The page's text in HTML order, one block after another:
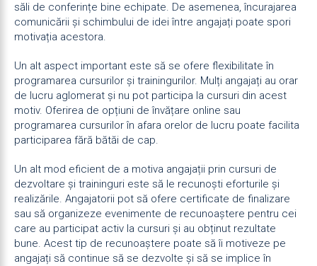
săli de conferințe bine echipate. De asemenea, încurajarea
comunicării și schimbului de idei între angajați poate spori
motivația acestora.
Un alt aspect important este să se ofere flexibilitate în
programarea cursurilor și trainingurilor. Mulți angajați au orar
de lucru aglomerat și nu pot participa la cursuri din acest
motiv. Oferirea de opțiuni de învățare online sau
programarea cursurilor în afara orelor de lucru poate facilita
participarea fără bătăi de cap.
Un alt mod eficient de a motiva angajații prin cursuri de
dezvoltare și traininguri este să le recunoști eforturile și
realizările. Angajatorii pot să ofere certificate de finalizare
sau să organizeze evenimente de recunoaștere pentru cei
care au participat activ la cursuri și au obținut rezultate
bune. Acest tip de recunoaștere poate să îi motiveze pe
angajați să continue să se dezvolte și să se implice în